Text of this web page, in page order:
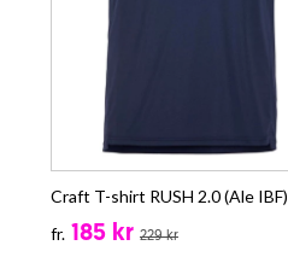
Craft T-shirt RUSH 2.0 (Ale IBF)
fr. 185 kr 229 kr